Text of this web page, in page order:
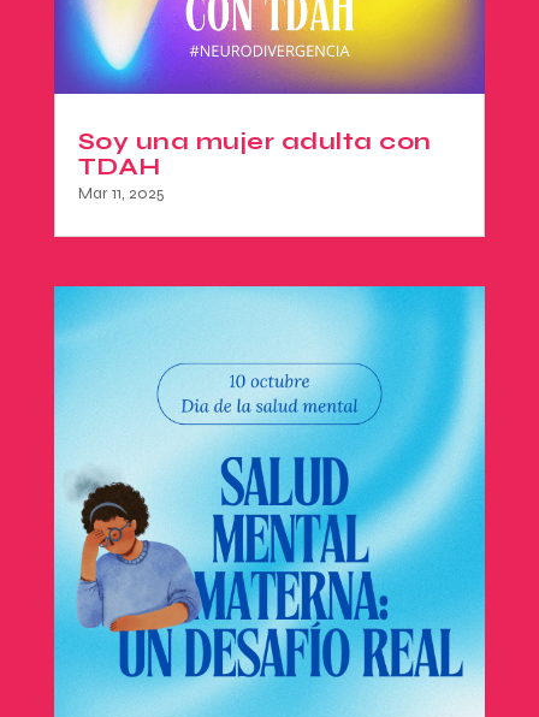
Soy una mujer adulta con
TDAH
Mar 11, 2025